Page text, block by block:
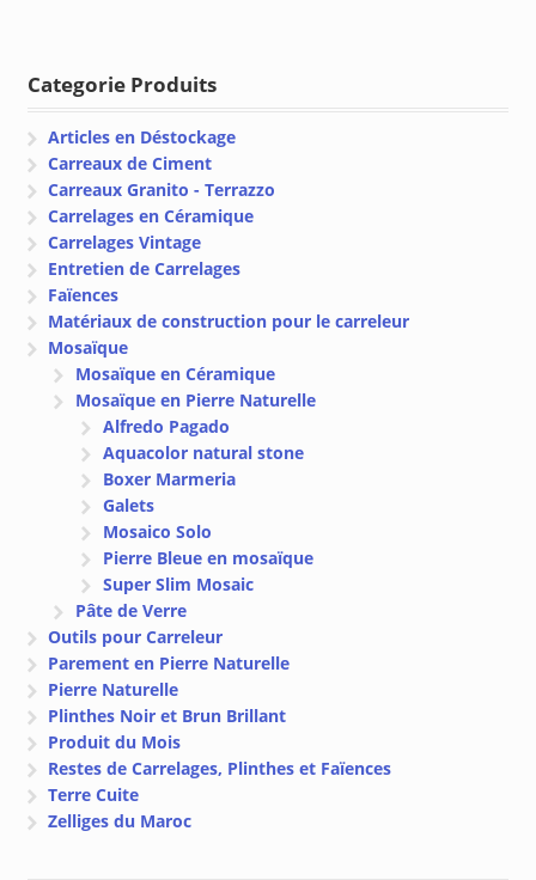
Categorie Produits
Articles en Déstockage
Carreaux de Ciment
Carreaux Granito - Terrazzo
Carrelages en Céramique
Carrelages Vintage
Entretien de Carrelages
Faïences
Matériaux de construction pour le carreleur
Mosaïque
Mosaïque en Céramique
Mosaïque en Pierre Naturelle
Alfredo Pagado
Aquacolor natural stone
Boxer Marmeria
Galets
Mosaico Solo
Pierre Bleue en mosaïque
Super Slim Mosaic
Pâte de Verre
Outils pour Carreleur
Parement en Pierre Naturelle
Pierre Naturelle
Plinthes Noir et Brun Brillant
Produit du Mois
Restes de Carrelages, Plinthes et Faïences
Terre Cuite
Zelliges du Maroc